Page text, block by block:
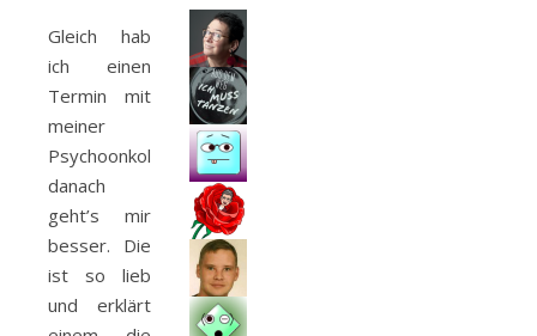
Gleich hab
ich einen
Termin mit
meiner
Psychoonkologin,
danach
geht’s mir
besser. Die
ist so lieb
und erklärt